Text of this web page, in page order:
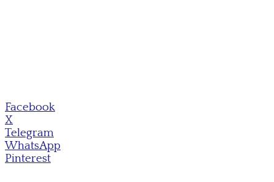
Facebook
X
Telegram
WhatsApp
Pinterest